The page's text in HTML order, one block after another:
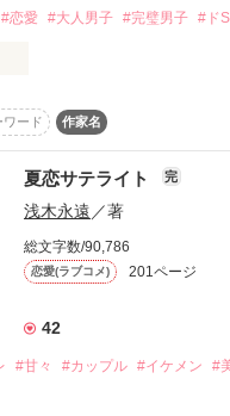
・＊・＊・＊・＊・＊・
ル　スピンオフストーリー(
七瀬くんです！！
も良かったらどうぞ★
企画
したい！」
。
夏恋企画」
話たちが待っていますよ！
作品を読む
#恋愛 #大人男子 #完璧男子 #ド
編集!!
男子・ドS男子…あなたの好
作品を読む
ワード 作家名
夏恋サテライト 完
浅木永遠 ／著
総文字数/90,786
恋愛(ラブコメ) 201ページ
42
#甘々 #カップル #イケメン #